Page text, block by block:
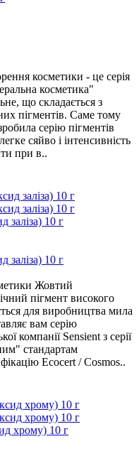
косметики - це серія
косметика"
що складається з
пігментів. Саме тому
серію пігментів
сяйво і інтенсивність
при в..
заліза) 10 г
заліза) 10 г
Жовтий
пігмент високого
для виробництва мила
вам серію
компанії Sensient з серії
стандартам
Ecocert / Cosmos..
хрому) 10 г